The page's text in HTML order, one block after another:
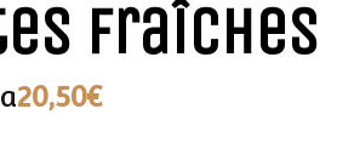
fraîches
20,50€